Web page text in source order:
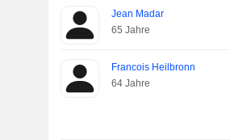
Jean Madar
65 Jahre
Francois Heilbronn
64 Jahre